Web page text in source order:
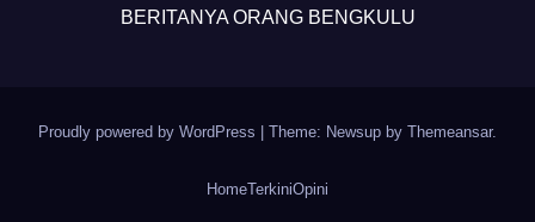
BERITANYA ORANG BENGKULU
Proudly powered by WordPress | Theme: Newsup by Themeansar.
HomeTerkiniOpini